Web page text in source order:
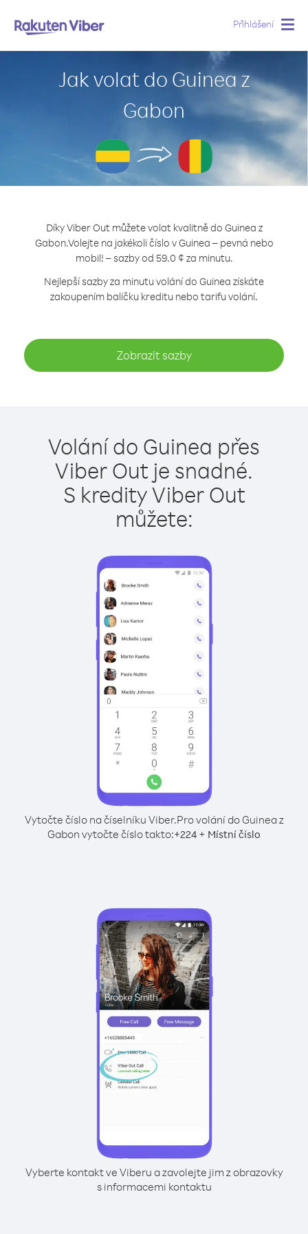
Přihlášení
Jak volat do Guinea z
Gabon
Díky Viber Out můžete volat kvalitně do Guinea z
Gabon.Volejte na jakékoli číslo v Guinea – pevná nebo
mobil! – sazby od 59.0 ¢ za minutu.
Nejlepší sazby za minutu volání do Guinea získáte
zakoupením balíčku kreditu nebo tarifu volání.
Zobrazit sazby
Volání do Guinea přes
Viber Out je snadné.
S kredity Viber Out
můžete:
Vytočte číslo na číselníku Viber.Pro volání do Guinea z
Gabon vytočte číslo takto:+224 + Místní číslo
Vyberte kontakt ve Viberu a zavolejte jim z obrazovky
s informacemi kontaktu